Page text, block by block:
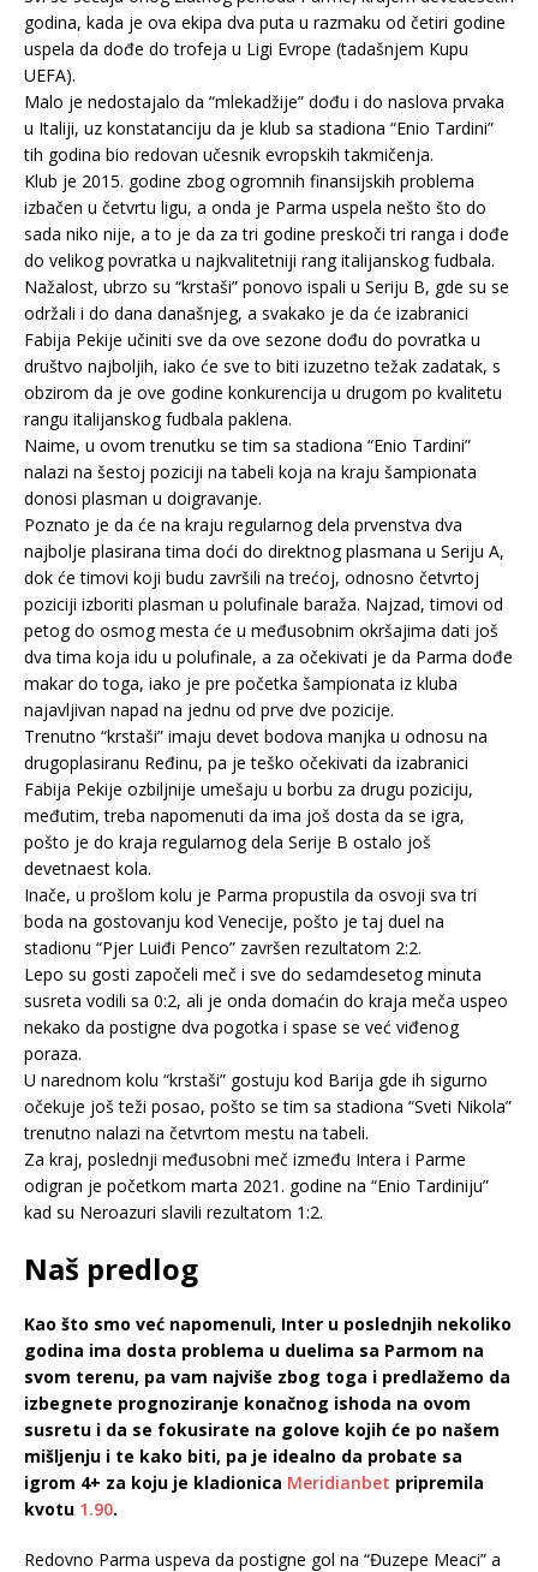
godina, kada je ova ekipa dva puta u razmaku od četiri godine
uspela da dođe do trofeja u Ligi Evrope (tadašnjem Kupu
UEFA).
Malo je nedostajalo da “mlekadžije” dođu i do naslova prvaka
u Italiji, uz konstatanciju da je klub sa stadiona “Enio Tardini”
tih godina bio redovan učesnik evropskih takmičenja.
Klub je 2015. godine zbog ogromnih finansijskih problema
izbačen u četvrtu ligu, a onda je Parma uspela nešto što do
sada niko nije, a to je da za tri godine preskoči tri ranga i dođe
do velikog povratka u najkvalitetniji rang italijanskog fudbala.
Nažalost, ubrzo su “krstaši” ponovo ispali u Seriju B, gde su se
održali i do dana današnjeg, a svakako je da će izabranici
Fabija Pekije učiniti sve da ove sezone dođu do povratka u
društvo najboljih, iako će sve to biti izuzetno težak zadatak, s
obzirom da je ove godine konkurencija u drugom po kvalitetu
rangu italijanskog fudbala paklena.
Naime, u ovom trenutku se tim sa stadiona “Enio Tardini”
nalazi na šestoj poziciji na tabeli koja na kraju šampionata
donosi plasman u doigravanje.
Poznato je da će na kraju regularnog dela prvenstva dva
najbolje plasirana tima doći do direktnog plasmana u Seriju A,
dok će timovi koji budu završili na trećoj, odnosno četvrtoj
poziciji izboriti plasman u polufinale baraža. Najzad, timovi od
petog do osmog mesta će u međusobnim okršajima dati još
dva tima koja idu u polufinale, a za očekivati je da Parma dođe
makar do toga, iako je pre početka šampionata iz kluba
najavljivan napad na jednu od prve dve pozicije.
Trenutno “krstaši” imaju devet bodova manjka u odnosu na
drugoplasiranu Ređinu, pa je teško očekivati da izabranici
Fabija Pekije ozbiljnije umešaju u borbu za drugu poziciju,
međutim, treba napomenuti da ima još dosta da se igra,
pošto je do kraja regularnog dela Serije B ostalo još
devetnaest kola.
Inače, u prošlom kolu je Parma propustila da osvoji sva tri
boda na gostovanju kod Venecije, pošto je taj duel na
stadionu “Pjer Luiđi Penco” završen rezultatom 2:2.
Lepo su gosti započeli meč i sve do sedamdesetog minuta
susreta vodili sa 0:2, ali je onda domaćin do kraja meča uspeo
nekako da postigne dva pogotka i spase se već viđenog
poraza.
U narednom kolu “krstaši” gostuju kod Barija gde ih sigurno
očekuje još teži posao, pošto se tim sa stadiona “Sveti Nikola”
trenutno nalazi na četvrtom mestu na tabeli.
Za kraj, poslednji međusobni meč između Intera i Parme
odigran je početkom marta 2021. godine na “Enio Tardiniju”
kad su Neroazuri slavili rezultatom 1:2.
Naš predlog
Kao što smo već napomenuli, Inter u poslednjih nekoliko
godina ima dosta problema u duelima sa Parmom na
svom terenu, pa vam najviše zbog toga i predlažemo da
izbegnete prognoziranje konačnog ishoda na ovom
susretu i da se fokusirate na golove kojih će po našem
mišljenju i te kako biti, pa je idealno da probate sa
igrom 4+ za koju je kladionica Meridianbet pripremila
kvotu 1.90.
Redovno Parma uspeva da postigne gol na “Đuzepe Meaci” a